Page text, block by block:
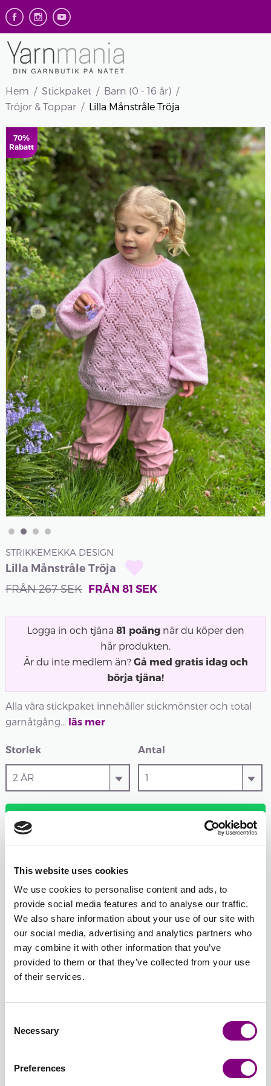
This website uses cookies
We use cookies to personalise content and ads, to
provide social media features and to analyse our traffic.
We also share information about your use of our site with
our social media, advertising and analytics partners who
may combine it with other information that you’ve
provided to them or that they’ve collected from your use
of their services.
Selection
Necessary
Preferences
Hem Stickpaket
Barn (0 - 16 år)
Tröjor & Toppar
Lilla Månstråle Tröja
70%
Rabatt
STRIKKEMEKKA DESIGN
Lilla Månstråle Tröja
FRÅN 267SEK FRÅN 81 SEK
Logga in och tjäna 81 poängnär du köper den
här produkten.
Är du inte medlem än? Gå med gratis idag och
börja tjäna!
Alla våra stickpaket innehåller stickmönster och total
garnåtgång... läs mer
Storlek Antal
Förväntad leveranstid: 3-7 arbetsdagar
Antal nystan
133 - ROSA DIMMA
Öppna färgväljaren
-
Total sum: FRÅN 267SEK FRÅN81SEK
Återställ färgval Återställ antal
Stickmönster ingår i paketet. Mönstret skrivs ut på